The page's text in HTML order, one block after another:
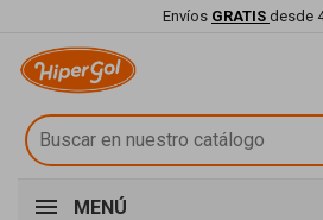
Envíos GRATIS desde
MENÚ